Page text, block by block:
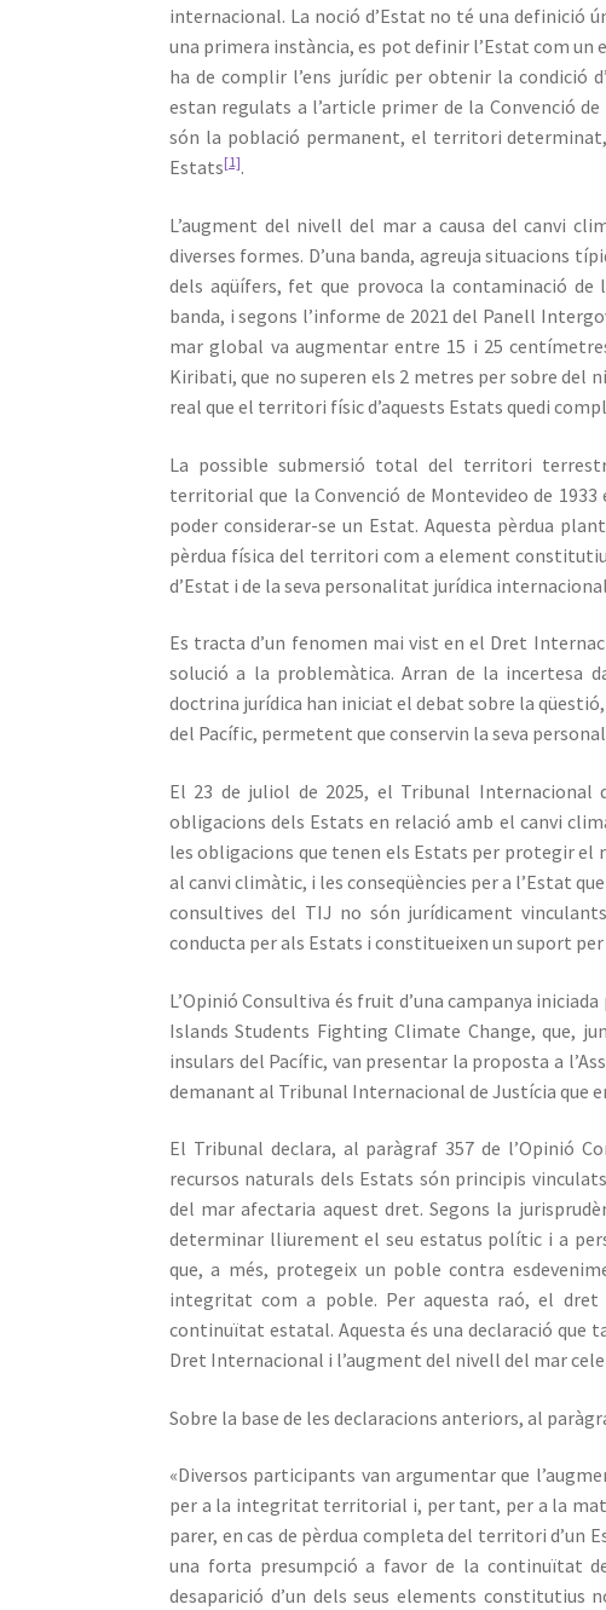
internacional. La noció d’Estat no té una definició
una primera instància, es pot definir l’Estat com
ha de complir l’ens jurídic per obtenir la condició
estan regulats a l’article primer de la Convenció
són la població permanent, el territori
Estats[1].
L’augment del nivell del mar a causa del canvi
diverses formes. D’una banda, agreuja situacions
dels aqüífers, fet que provoca la contaminació
banda, i segons l’informe de 2021 del Panell
mar global va augmentar entre 15 i 25
Kiribati, que no superen els 2 metres per sobre del
real que el territori físic d’aquests Estats quedi
La possible submersió total del territori
territorial que la Convenció de Montevideo de
poder considerar-se un Estat. Aquesta pèrdua
pèrdua física del territori com a element
d’Estat i de la seva personalitat jurídica
Es tracta d’un fenomen mai vist en el Dret
solució a la problemàtica. Arran de la incertesa
doctrina jurídica han iniciat el debat sobre la
del Pacífic, permetent que conservin la seva
El 23 de juliol de 2025, el Tribunal Internacional
obligacions dels Estats en relació amb el canvi
les obligacions que tenen els Estats per protegir
al canvi climàtic, i les conseqüències per a l’Estat
consultives del TIJ no són jurídicament
conducta per als Estats i constitueixen un suport
L’Opinió Consultiva és fruit d’una campanya
Islands Students Fighting Climate Change, que,
insulars del Pacífic, van presentar la proposta a
demanant al Tribunal Internacional de Justícia que
El Tribunal declara, al paràgraf 357 de l’Opinió
recursos naturals dels Estats són principis
del mar afectaria aquest dret. Segons la
determinar lliurement el seu estatus polític i a
que, a més, protegeix un poble contra
integritat com a poble. Per aquesta raó, el
continuïtat estatal. Aquesta és una declaració que
Dret Internacional i l’augment del nivell del mar
Sobre la base de les declaracions anteriors, al
«Diversos participants van argumentar que
per a la integritat territorial i, per tant, per a la
parer, en cas de pèrdua completa del territori d’un
una forta presumpció a favor de la continuïtat
desaparició d’un dels seus elements constitutius